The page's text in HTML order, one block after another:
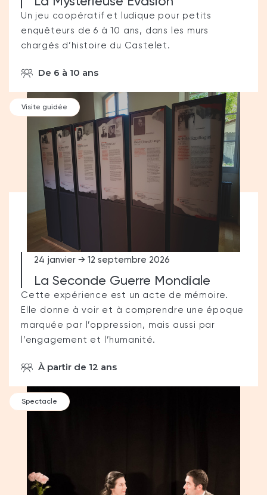
Un jeu coopératif et ludique pour petits
enquêteurs de 6 à 10 ans, dans les murs
chargés d’histoire du Castelet.
De 6 à 10 ans
La Seconde Guerre Mondiale
24 janvier → 12 septembre 2026
Cette expérience est un acte de mémoire.
Elle donne à voir et à comprendre une époque
marquée par l’oppression, mais aussi par
l’engagement et l’humanité.
À partir de 12 ans
Visite guidée
Spectacle